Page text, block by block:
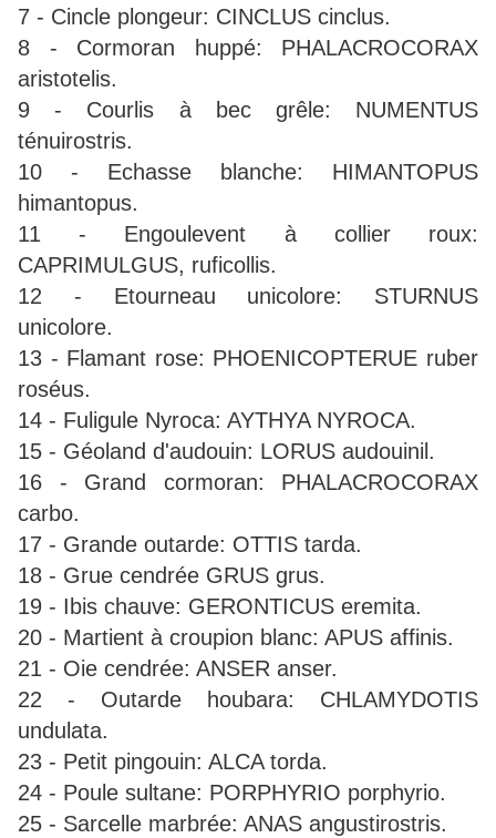
7 - Cincle plongeur: CINCLUS cinclus.
8 - Cormoran huppé: PHALACROCORAX
aristotelis.
9 - Courlis à bec grêle: NUMENTUS
ténuirostris.
10 - Echasse blanche: HIMANTOPUS
himantopus.
11 - Engoulevent à collier roux:
CAPRIMULGUS, ruficollis.
12 - Etourneau unicolore: STURNUS
unicolore.
13 - Flamant rose: PHOENICOPTERUE ruber
roséus.
14 - Fuligule Nyroca: AYTHYA NYROCA.
15 - Géoland d'audouin: LORUS audouinil.
16 - Grand cormoran: PHALACROCORAX
carbo.
17 - Grande outarde: OTTIS tarda.
18 - Grue cendrée GRUS grus.
19 - Ibis chauve: GERONTICUS eremita.
20 - Martient à croupion blanc: APUS affinis.
21 - Oie cendrée: ANSER anser.
22 - Outarde houbara: CHLAMYDOTIS
undulata.
23 - Petit pingouin: ALCA torda.
24 - Poule sultane: PORPHYRIO porphyrio.
25 - Sarcelle marbrée: ANAS angustirostris.